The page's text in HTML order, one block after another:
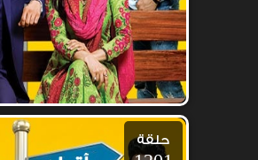
حلقة